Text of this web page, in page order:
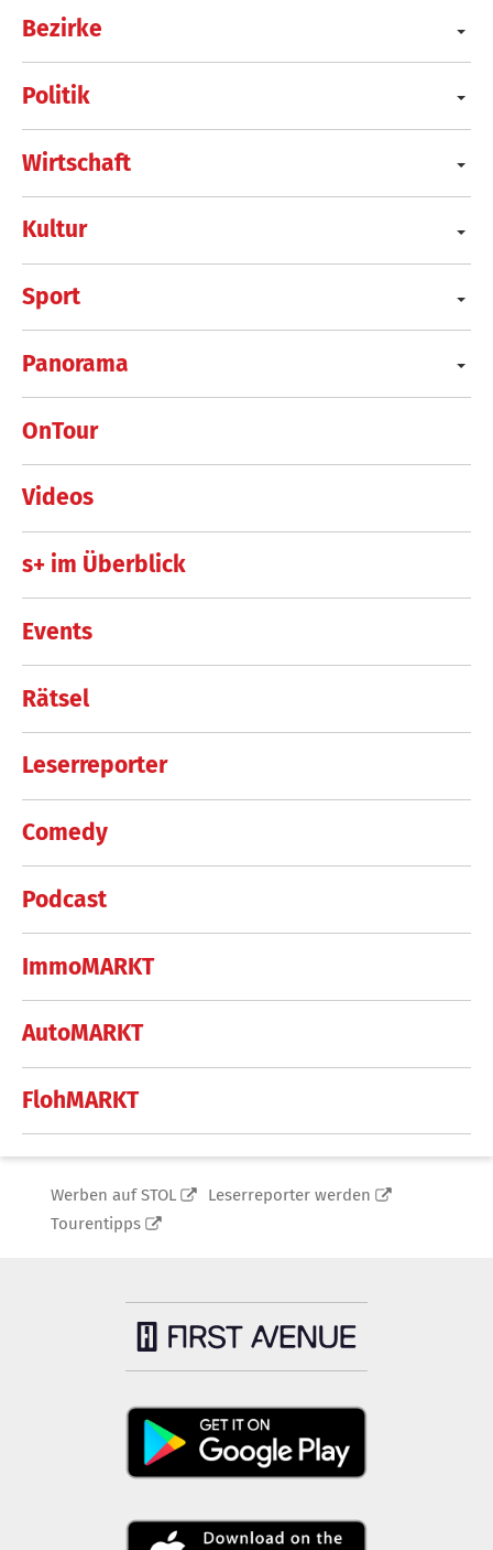
Bezirke
Politik
Wirtschaft
Kultur
Sport
Panorama
OnTour
Videos
s+ im Überblick
Events
Rätsel
Leserreporter
Comedy
Podcast
ImmoMARKT
AutoMARKT
FlohMARKT
Werben auf STOL
Leserreporter werden
Tourentipps